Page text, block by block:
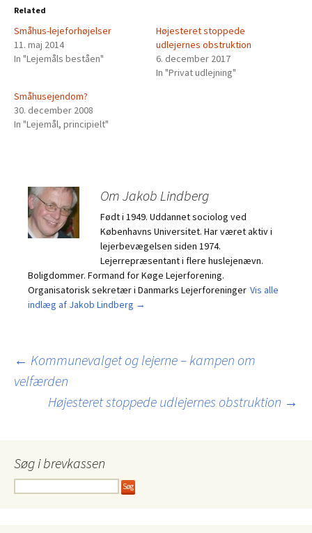
Related
Småhus-lejeforhøjelser
11. maj 2014
In "Lejemåls beståen"
Højesteret stoppede
udlejernes obstruktion
6. december 2017
In "Privat udlejning"
Småhusejendom?
30. december 2008
In "Lejemål, principielt"
Om Jakob Lindberg
Født i 1949. Uddannet sociolog ved
Københavns Universitet. Har været aktiv i
lejerbevægelsen siden 1974.
Lejerrepræsentant i flere huslejenævn.
Boligdommer. Formand for Køge Lejerforening.
Organisatorisk sekretær i Danmarks Lejerforeninger Vis alle
indlæg af Jakob Lindberg →
Indlægsnavigation
← Kommunevalget og lejerne – kampen om
velfærden
Højesteret stoppede udlejernes obstruktion →
Søg i brevkassen